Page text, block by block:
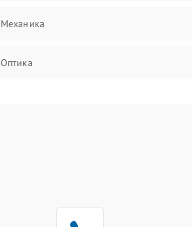
Механика
Оптика
Электронные компоненты